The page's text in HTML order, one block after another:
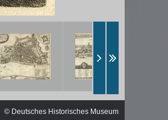
© Deutsches Historisches Museum